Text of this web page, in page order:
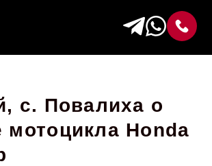
с. Повалиха о
мотоцикла Honda